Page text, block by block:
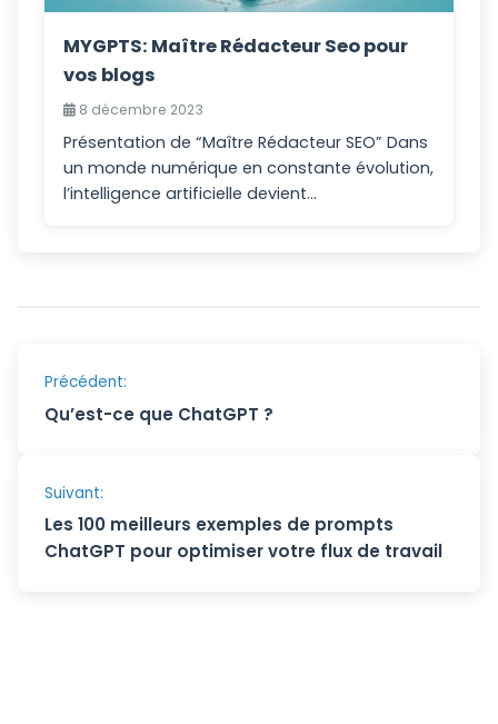
MYGPTS: Maître Rédacteur Seo pour
vos blogs
8 décembre 2023
Présentation de “Maître Rédacteur SEO” Dans
un monde numérique en constante évolution,
l’intelligence artificielle devient...
Navigation
de
l’article
Précédent:
Qu’est-ce que ChatGPT ?
Suivant:
Les 100 meilleurs exemples de prompts
ChatGPT pour optimiser votre flux de travail